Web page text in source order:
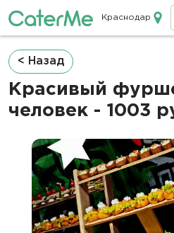
Краснодар
Строка
навигации
< Назад
Красивый
человек - 1003